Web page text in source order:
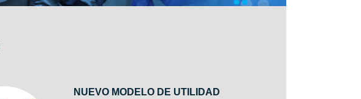
NUEVO MODELO DE UTILIDAD